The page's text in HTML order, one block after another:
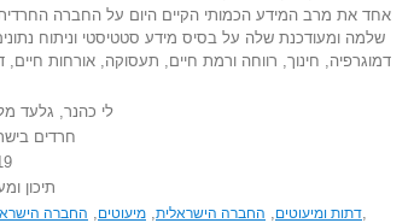
אחד את מרב המידע הכמותי הקיים היום על החברה
שלמה ומעודכנת שלה על בסיס מידע סטטיסטי וניתוח
דמוגרפיה, חינוך, רווחה ורמת חיים, תעסוקה, אורחות חיים,
לי כהנר, גלעד
חרדים
תיכון
דתות ומיעוטים, החברה הישראלית, מיעוטים, החברה
,